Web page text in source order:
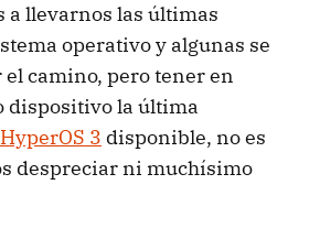
a llevarnos las últimas
operativo y algunas se
camino, pero tener en
dispositivo la última
HyperOS 3 disponible, no es
despreciar ni muchísimo